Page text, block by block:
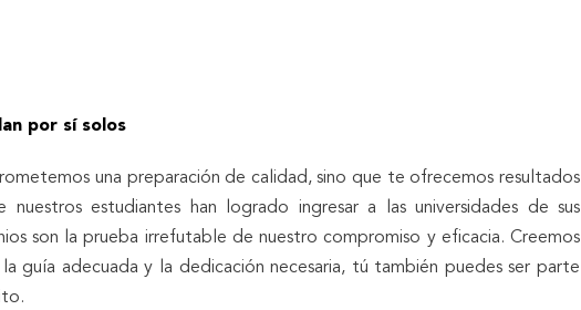
por sí solos
una preparación de calidad, sino que te ofrecemos resultados
nuestros estudiantes han logrado ingresar a las universidades de sus
son la prueba irrefutable de nuestro compromiso y eficacia. Creemos
guía adecuada y la dedicación necesaria, tú también puedes ser parte